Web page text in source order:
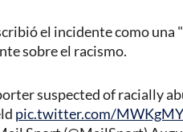
el incidente como una
sobre el racismo.
suspected of racially
pic.twitter.com/